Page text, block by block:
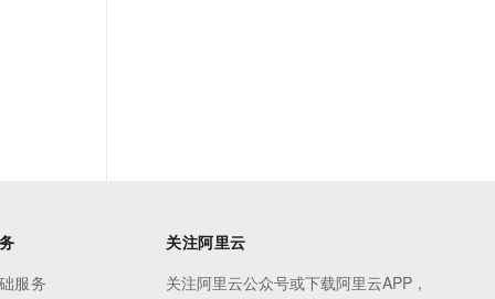
服务
关注阿里云
关注阿里云公众号或下载阿里云APP，